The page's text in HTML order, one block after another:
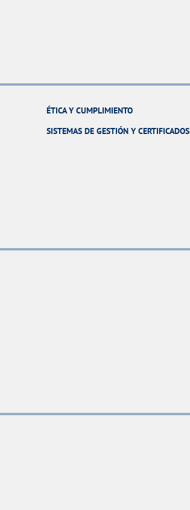
ÉTICA Y CUMPLIMIENTO
SISTEMAS DE GESTIÓN Y CERTIFICADOS